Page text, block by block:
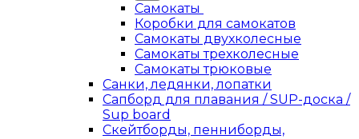
Самокаты
Коробки для самокатов
Самокаты двухколесные
Самокаты трехколесные
Самокаты трюковые
Санки, ледянки, лопатки
Сапборд для плавания / SUP-доска /
Sup board
Скейтборды, пенниборды,